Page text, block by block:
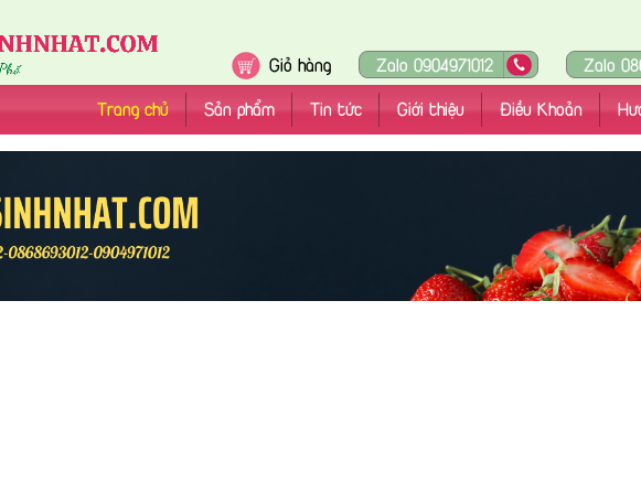
Giỏ hàng Zalo 0904971012 Zalo
Trang chủ
Sản phẩm Tin tức Giới thiệu Điều Khoản